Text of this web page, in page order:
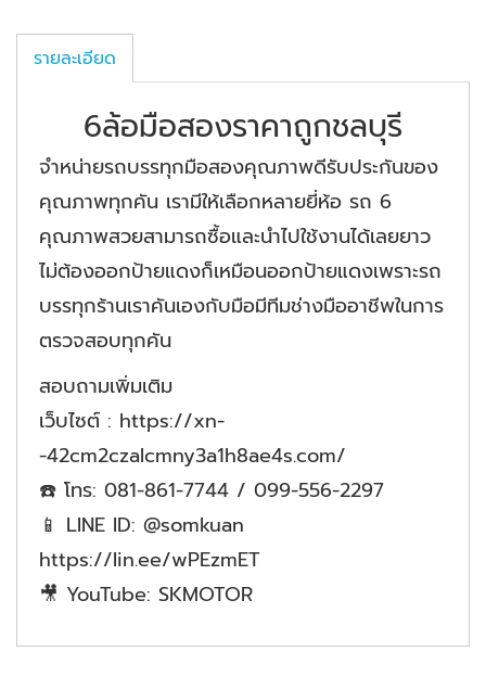
รายละเอียด
6ล้อมือสองราคาถูกชลบุรี
จำหน่ายรถบรรทุกมือสองคุณภาพดีรับประกันของ
คุณภาพทุกคัน เรามีให้เลือกหลายยี่ห้อ รถ 6
คุณภาพสวยสามารถซื้อและนำไปใช้งานได้เลยยาว
ไม่ต้องออกป้ายแดงก็เหมือนออกป้ายแดงเพราะรถ
บรรทุกร้านเราคันเองกับมือมีทีมช่างมืออาชีพในการ
ตรวจสอบทุกคัน
สอบถามเพิ่มเติม
เว็บไซต์ : https://xn-
-42cm2czalcmny3a1h8ae4s.com/
☎️ โทร: 081-861-7744 / 099-556-2297
📱 LINE ID: @somkuan
https://lin.ee/wPEzmET
🎥 YouTube: SKMOTOR